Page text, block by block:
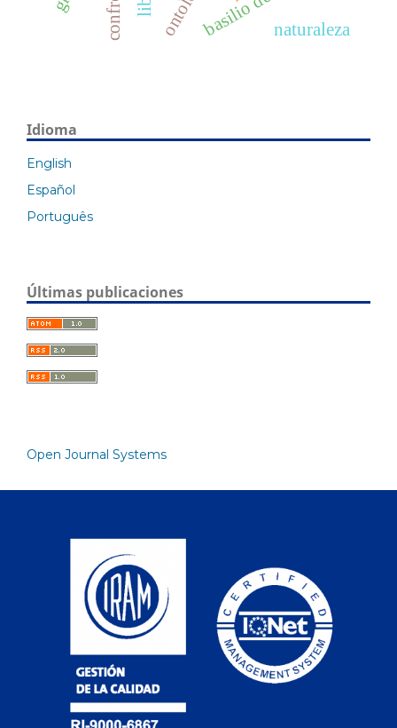
naturaleza
Idioma
English
Español
Português
Últimas publicaciones
Open Journal Systems